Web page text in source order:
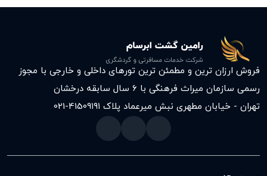
فروش ارزان ترین و مطمئن ترین تورهای داخلی و خارجی با مجوز
رسمی سازمان میراث فرهنگی با ۶ سال سابقه درخشان
تهران - خیابان مطهری نبش میرعماد پلاک ۱۹۱
021-41509